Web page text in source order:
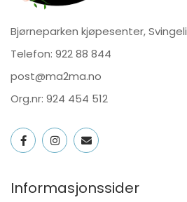
Bjørneparken kjøpesenter,
Telefon: 922 88 844
post@ma2ma.no
Org.nr: 924 454 512
Informasjonssider